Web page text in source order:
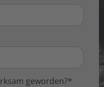
geworden?*